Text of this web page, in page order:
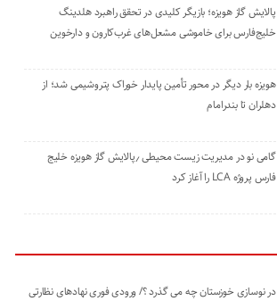
پالایش گاز هویزه؛ بازیگر کلیدی در تحقق راهبرد هلدینگ
خلیج‌فارس برای خاموشی مشعل‌های غرب‌کارون و دارخوین
هویزه بار دیگر در محور تأمین پایدار خوراک پتروشیمی شد؛ از
دهلران تا بندرامام
گامی نو در مدیریت زیست ‌محیطی ٫پالایش گاز هویزه خلیج
‌فارس پروژه LCA را آغاز کرد
در نوسازی خوزستان چه می گذرد ؟/ ورودی فوری نهادهای نظارتی